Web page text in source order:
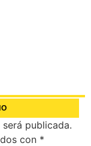
publicada.
con *